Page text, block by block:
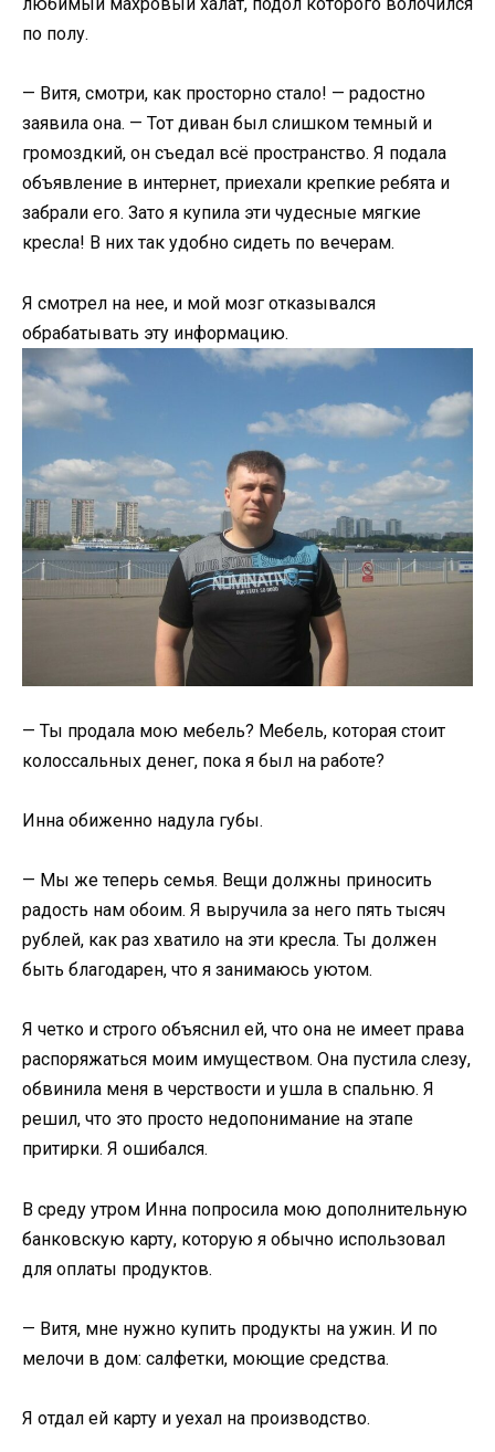
по полу.
— Витя, смотри, как просторно стало! — радостно
заявила она. — Тот диван был слишком темный и
громоздкий, он съедал всё пространство. Я подала
объявление в интернет, приехали крепкие ребята и
забрали его. Зато я купила эти чудесные мягкие
кресла! В них так удобно сидеть по вечерам.
Я смотрел на нее, и мой мозг отказывался
обрабатывать эту информацию.
— Ты продала мою мебель? Мебель, которая стоит
колоссальных денег, пока я был на работе?
Инна обиженно надула губы.
— Мы же теперь семья. Вещи должны приносить
радость нам обоим. Я выручила за него пять тысяч
рублей, как раз хватило на эти кресла. Ты должен
быть благодарен, что я занимаюсь уютом.
Я четко и строго объяснил ей, что она не имеет права
распоряжаться моим имуществом. Она пустила слезу,
обвинила меня в черствости и ушла в спальню. Я
решил, что это просто недопонимание на этапе
притирки. Я ошибался.
В среду утром Инна попросила мою дополнительную
банковскую карту, которую я обычно использовал
для оплаты продуктов.
— Витя, мне нужно купить продукты на ужин. И по
мелочи в дом: салфетки, моющие средства.
Я отдал ей карту и уехал на производство.